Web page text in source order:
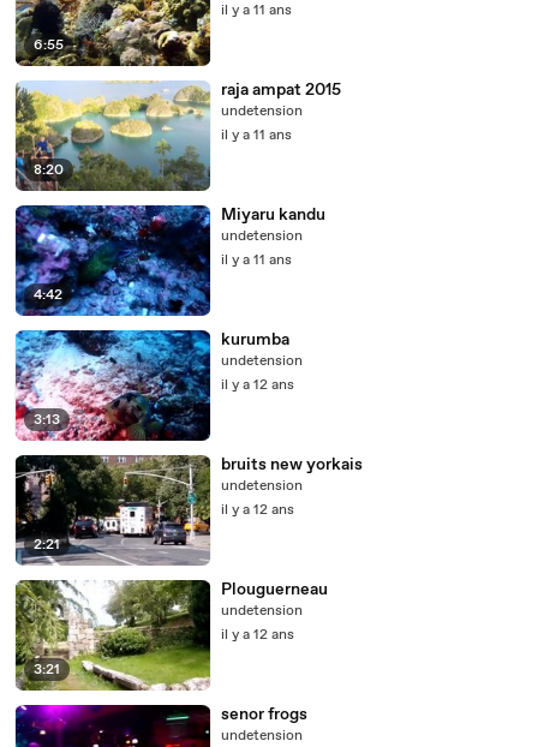
6:55
il y a 11 ans
8:20
raja ampat 2015
undetension
il y a 11 ans
4:42
Miyaru kandu
undetension
il y a 11 ans
3:13
kurumba
undetension
il y a 12 ans
2:21
bruits new yorkais
undetension
il y a 12 ans
3:21
Plouguerneau
undetension
il y a 12 ans
senor frogs
undetension